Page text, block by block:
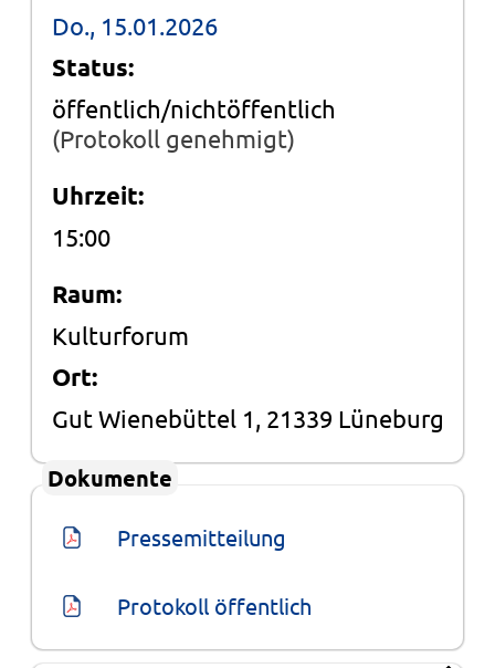
Do., 15.01.2026
Status:
öffentlich/nichtöffentlich
(Protokoll genehmigt)
Uhrzeit:
15:00
Raum:
Kulturforum
Ort:
Gut Wienebüttel 1, 21339 Lüneburg
Dokumente
Pressemitteilung
Protokoll öffentlich